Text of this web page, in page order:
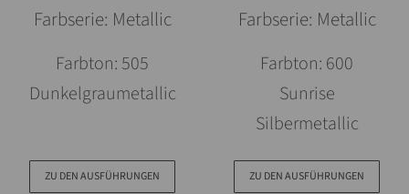
Farbserie: Metallic
Farbton: 505
Dunkelgraumetallic
ZU DEN AUSFÜHRUNGEN
Farbserie: Metallic
Farbton: 600
Sunrise
Silbermetallic
ZU DEN AUSFÜHRUNGEN